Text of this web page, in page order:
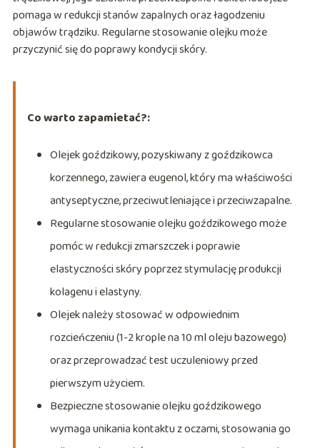
pomaga w redukcji stanów zapalnych oraz łagodzeniu
objawów trądziku. Regularne stosowanie olejku może
przyczynić się do poprawy kondycji skóry.
Co warto zapamietać?:
Olejek goździkowy, pozyskiwany z goździkowca
korzennego, zawiera eugenol, który ma właściwości
antyseptyczne, przeciwutleniające i przeciwzapalne.
Regularne stosowanie olejku goździkowego może
pomóc w redukcji zmarszczek i poprawie
elastyczności skóry poprzez stymulację produkcji
kolagenu i elastyny.
Olejek należy stosować w odpowiednim
rozcieńczeniu (1-2 krople na 10 ml oleju bazowego)
oraz przeprowadzać test uczuleniowy przed
pierwszym użyciem.
Bezpieczne stosowanie olejku goździkowego
wymaga unikania kontaktu z oczami, stosowania go